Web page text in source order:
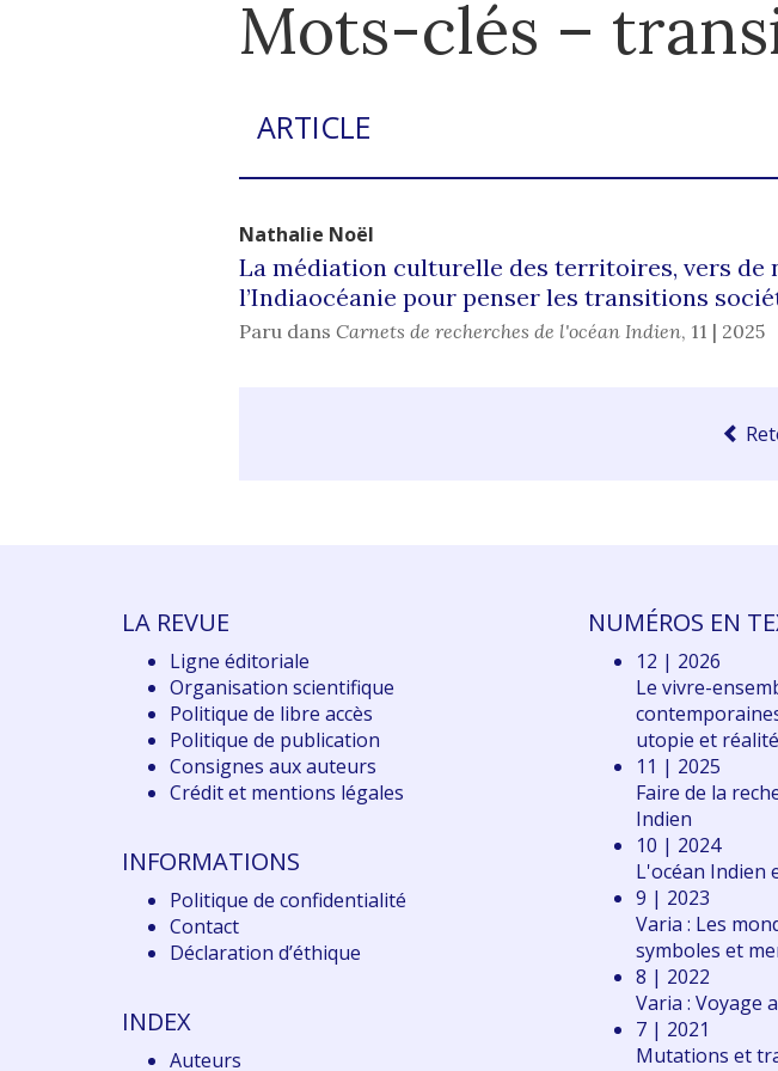
Mots-clés –
ARTICLE
Nathalie Noël
La médiation culturelle des territoires, vers de
l’Indiaocéanie pour penser les transitions
Paru dans Carnets de recherches de l'océan Indien, 11 | 2025
LA REVUE
Ligne éditoriale
Organisation scientifique
Politique de libre accès
Politique de publication
Consignes aux auteurs
Crédit et mentions légales
INFORMATIONS
Politique de confidentialité
Contact
Déclaration d’éthique
INDEX
Auteurs
NUMÉROS EN
12 | 2026
Le vivre-
utopie et réalité
11 | 2025
Faire de la
Indien
10 | 2024
L'océan Indien
9 | 2023
Varia : Les
symboles et
8 | 2022
Varia : Voyage
7 | 2021
Mutations et